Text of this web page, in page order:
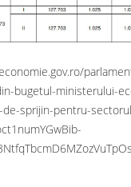
bugetul-ministerului-
sprijin-pentru-